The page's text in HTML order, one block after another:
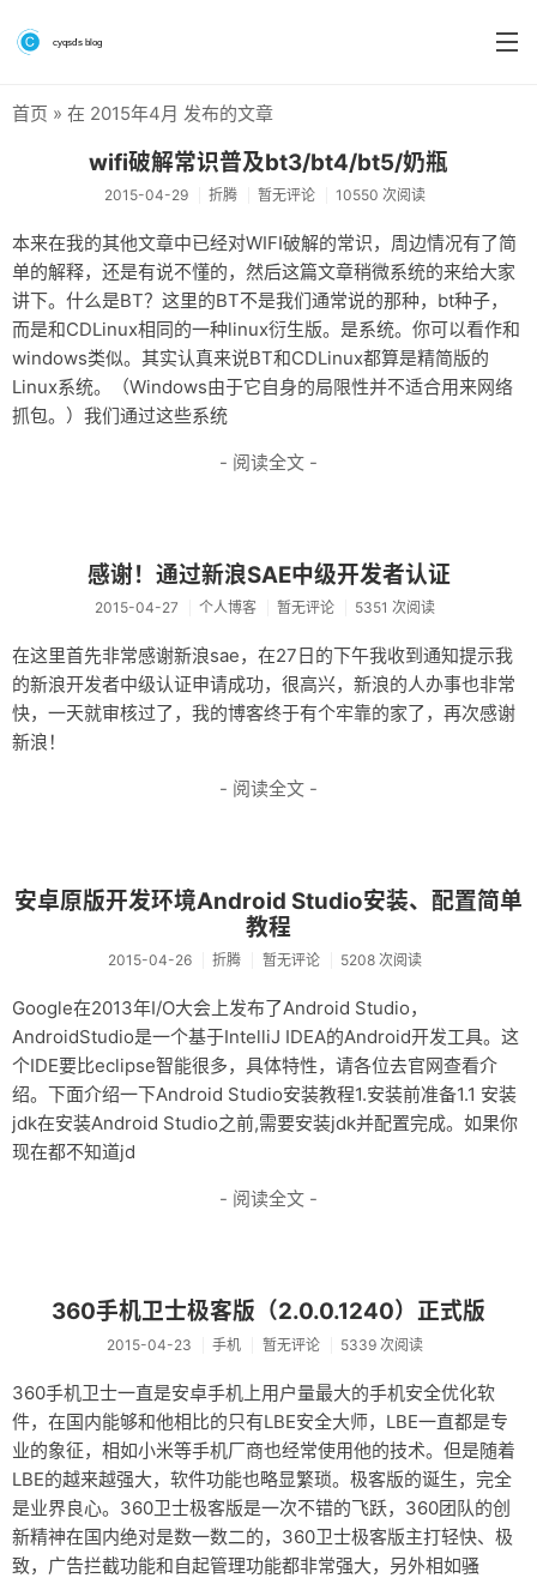
分类
系统&系统工具
硬件测评
软件
折腾
前端
资料仓库
废话
关于
友情链接
首页 » 在 2015年4月 发布的文章
wifi破解常识普及bt3/bt4/bt5/奶瓶
2015-04-29 折腾 暂无评论 10550 次阅读
本来在我的其他文章中已经对WIFI破解的常识，周边情况有了简
单的解释，还是有说不懂的，然后这篇文章稍微系统的来给大家
讲下。什么是BT？这里的BT不是我们通常说的那种，bt种子，
而是和CDLinux相同的一种linux衍生版。是系统。你可以看作和
windows类似。其实认真来说BT和CDLinux都算是精简版的
Linux系统。（Windows由于它自身的局限性并不适合用来网络
抓包。）我们通过这些系统
- 阅读全文 -
感谢！通过新浪SAE中级开发者认证
2015-04-27 个人博客 暂无评论 5351 次阅读
在这里首先非常感谢新浪sae，在27日的下午我收到通知提示我
的新浪开发者中级认证申请成功，很高兴，新浪的人办事也非常
快，一天就审核过了，我的博客终于有个牢靠的家了，再次感谢
新浪！
- 阅读全文 -
安卓原版开发环境Android Studio安装、配置简单
教程
2015-04-26 折腾 暂无评论 5208 次阅读
Google在2013年I/O大会上发布了Android Studio，
AndroidStudio是一个基于IntelliJ IDEA的Android开发工具。这
个IDE要比eclipse智能很多，具体特性，请各位去官网查看介
绍。下面介绍一下Android Studio安装教程1.安装前准备1.1 安装
jdk在安装Android Studio之前,需要安装jdk并配置完成。如果你
现在都不知道jd
- 阅读全文 -
360手机卫士极客版（2.0.0.1240）正式版
2015-04-23 手机 暂无评论 5339 次阅读
360手机卫士一直是安卓手机上用户量最大的手机安全优化软
件，在国内能够和他相比的只有LBE安全大师，LBE一直都是专
业的象征，相如小米等手机厂商也经常使用他的技术。但是随着
LBE的越来越强大，软件功能也略显繁琐。极客版的诞生，完全
是业界良心。360卫士极客版是一次不错的飞跃，360团队的创
新精神在国内绝对是数一数二的，360卫士极客版主打轻快、极
致，广告拦截功能和自起管理功能都非常强大，另外相如骚